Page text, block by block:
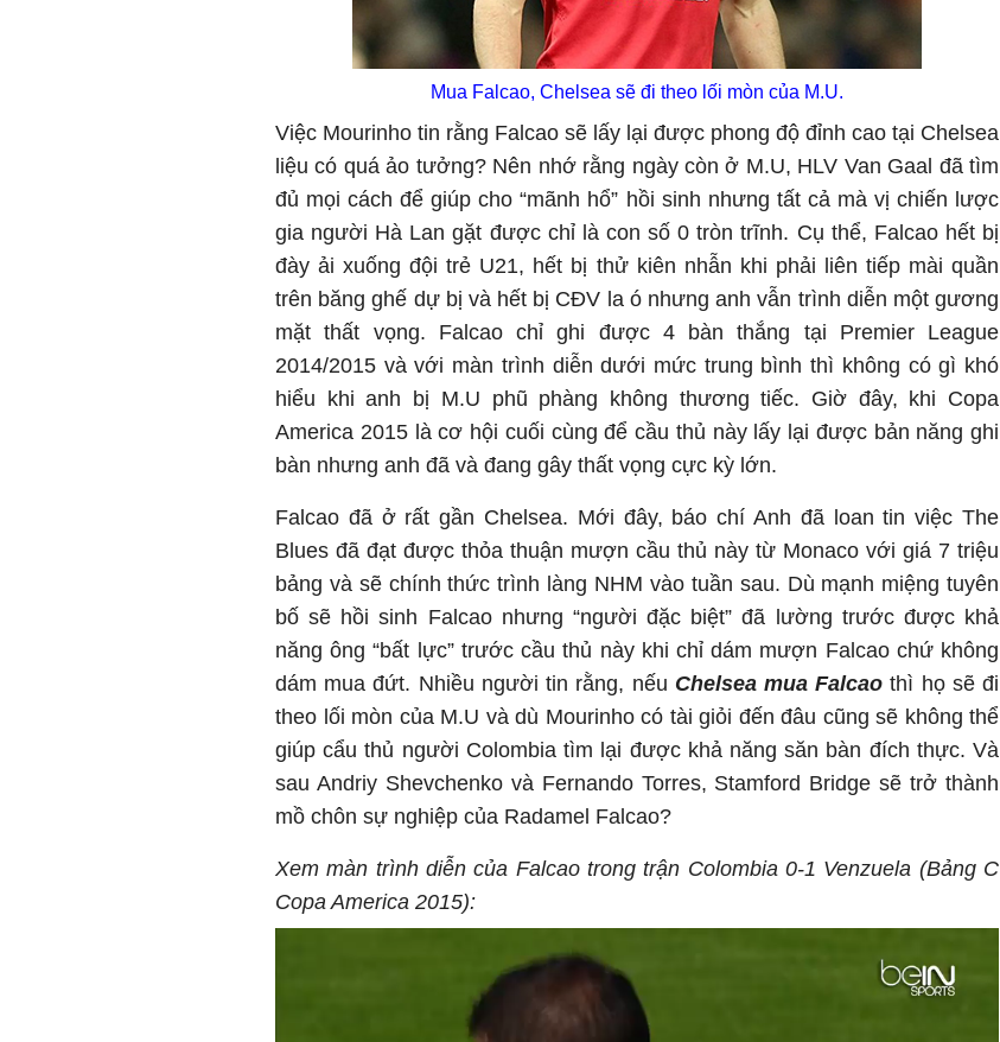
Mua Falcao, Chelsea sẽ đi theo lối mòn của M.U.
Việc Mourinho tin rằng Falcao sẽ lấy lại được phong độ đỉnh cao tại Chelsea
liệu có quá ảo tưởng? Nên nhớ rằng ngày còn ở M.U, HLV Van Gaal đã tìm
đủ mọi cách để giúp cho “mãnh hổ” hồi sinh nhưng tất cả mà vị chiến lược
gia người Hà Lan gặt được chỉ là con số 0 tròn trĩnh. Cụ thể, Falcao hết bị
đày ải xuống đội trẻ U21, hết bị thử kiên nhẫn khi phải liên tiếp mài quần
trên băng ghế dự bị và hết bị CĐV la ó nhưng anh vẫn trình diễn một gương
mặt thất vọng. Falcao chỉ ghi được 4 bàn thắng tại Premier League
2014/2015 và với màn trình diễn dưới mức trung bình thì không có gì khó
hiểu khi anh bị M.U phũ phàng không thương tiếc. Giờ đây, khi Copa
America 2015 là cơ hội cuối cùng để cầu thủ này lấy lại được bản năng ghi
bàn nhưng anh đã và đang gây thất vọng cực kỳ lớn.
Falcao đã ở rất gần Chelsea. Mới đây, báo chí Anh đã loan tin việc The
Blues đã đạt được thỏa thuận mượn cầu thủ này từ Monaco với giá 7 triệu
bảng và sẽ chính thức trình làng NHM vào tuần sau. Dù mạnh miệng tuyên
bố sẽ hồi sinh Falcao nhưng “người đặc biệt” đã lường trước được khả
năng ông “bất lực” trước cầu thủ này khi chỉ dám mượn Falcao chứ không
dám mua đứt. Nhiều người tin rằng, nếu Chelsea mua Falcao thì họ sẽ đi
theo lối mòn của M.U và dù Mourinho có tài giỏi đến đâu cũng sẽ không thể
giúp cẩu thủ người Colombia tìm lại được khả năng săn bàn đích thực. Và
sau Andriy Shevchenko và Fernando Torres, Stamford Bridge sẽ trở thành
mồ chôn sự nghiệp của Radamel Falcao?
Xem màn trình diễn của Falcao trong trận Colombia 0-1 Venzuela (Bảng C
Copa America 2015):